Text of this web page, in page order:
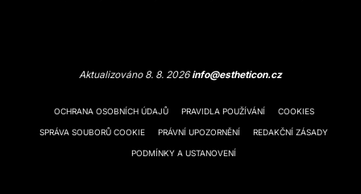
Aktualizováno 8. 8. 2026info@estheticon.cz
OCHRANA OSOBNÍCH ÚDAJŮ PRAVIDLA POUŽÍVÁNÍ COOKIES
SPRÁVA SOUBORŮ COOKIE PRÁVNÍ UPOZORNĚNÍ REDAKČNÍ ZÁSADY
PODMÍNKY A USTANOVENÍ